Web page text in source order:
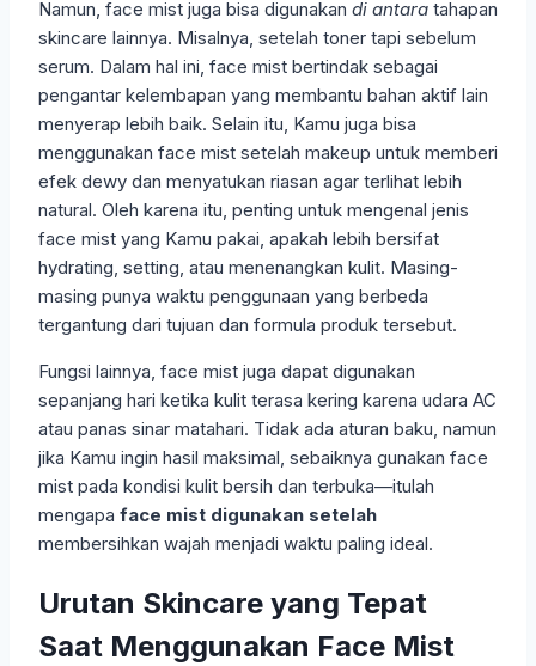
Namun, face mist juga bisa digunakan di antara tahapan
skincare lainnya. Misalnya, setelah toner tapi sebelum
serum. Dalam hal ini, face mist bertindak sebagai
pengantar kelembapan yang membantu bahan aktif lain
menyerap lebih baik. Selain itu, Kamu juga bisa
menggunakan face mist setelah makeup untuk memberi
efek dewy dan menyatukan riasan agar terlihat lebih
natural. Oleh karena itu, penting untuk mengenal jenis
face mist yang Kamu pakai, apakah lebih bersifat
hydrating, setting, atau menenangkan kulit. Masing-
masing punya waktu penggunaan yang berbeda
tergantung dari tujuan dan formula produk tersebut.
Fungsi lainnya, face mist juga dapat digunakan
sepanjang hari ketika kulit terasa kering karena udara AC
atau panas sinar matahari. Tidak ada aturan baku, namun
jika Kamu ingin hasil maksimal, sebaiknya gunakan face
mist pada kondisi kulit bersih dan terbuka—itulah
mengapa face mist digunakan setelah
membersihkan wajah menjadi waktu paling ideal.
Urutan Skincare yang Tepat
Saat Menggunakan Face Mist